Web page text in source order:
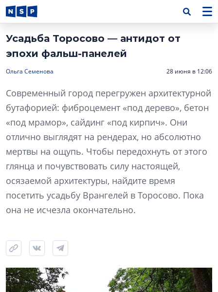
Усадьба Торосово — антидот от
эпохи фальш-панелей
Ольга Семенова 28 июня в 12:06
Современный город перегружен архитектурной
бутафорией: фиброцемент «под дерево», бетон
«под мрамор», сайдинг «под кирпич». Они
отлично выглядят на рендерах, но абсолютно
мертвы на ощупь. Чтобы передохнуть от этого
глянца и почувствовать силу настоящей,
осязаемой архитектуры, найдите время
посетить усадьбу Врангелей в Торосово. Пока
она не исчезла окончательно.